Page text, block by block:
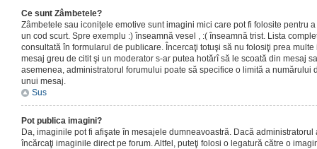
Ce sunt Zâmbetele?
Zâmbetele sau iconiţele emotive sunt imagini mici care pot fi folosite pentru
un cod scurt. Spre exemplu :) înseamnă vesel , :( înseamnă trist. Lista
consultată în formularul de publicare. Încercaţi totuşi să nu folosiţi prea
mesaj greu de citit şi un moderator s-ar putea hotărî să le scoată din mesaj
asemenea, administratorul forumului poate să specifice o limită a numărului
unui mesaj.
Sus
Pot publica imagini?
Da, imaginile pot fi afişate în mesajele dumneavoastră. Dacă
încărcaţi imaginile direct pe forum. Altfel, puteţi folosi o legatură către o